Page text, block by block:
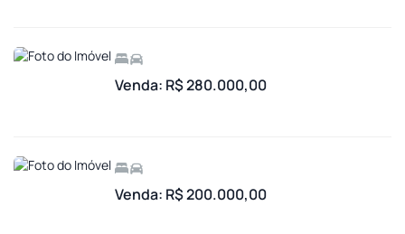
Venda: R$ 280.000,00
Venda: R$ 200.000,00